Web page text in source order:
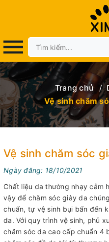
Trang chủ /
Vệ sinh chăm
Vệ sinh chăm sóc
Ngày đăng: 18/10/2021
Chất liệu da thường nhạy cảm
vậy để chăm sóc giày da
chuẩn, tự vệ sinh bụi bẩn đến
da. Với quy trình vệ sinh, phủ
chăm sóc da cao cấp chuẩn 4